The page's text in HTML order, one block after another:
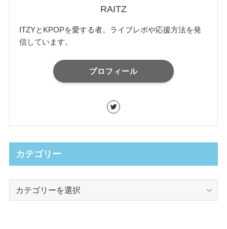
RAITZ
ITZYとKPOPを愛する者。ライブレポや応援方法を発
信しています。
プロフィール
カテゴリー